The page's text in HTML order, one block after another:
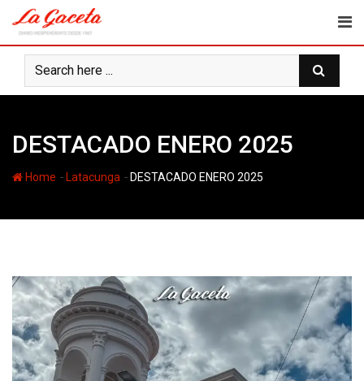
content
DESTACADO ENERO 2025
Home - Latacunga - DESTACADO ENERO 2025